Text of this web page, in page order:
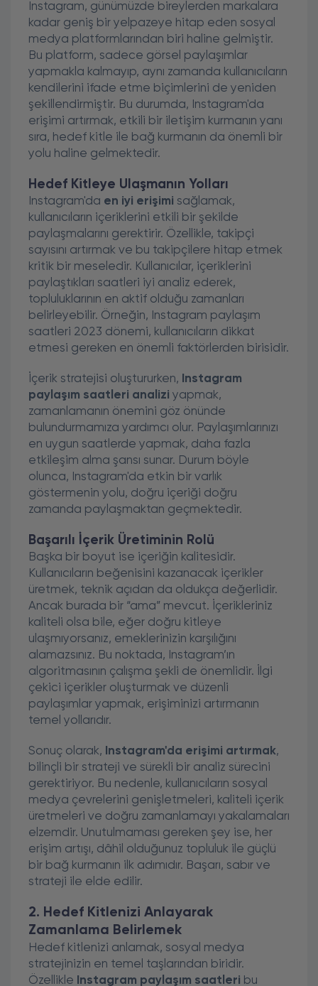
Instagram, günümüzde bireylerden markalara
kadar geniş bir yelpazeye hitap eden sosyal
medya platformlarından biri haline gelmiştir.
Bu platform, sadece görsel paylaşımlar
yapmakla kalmayıp, aynı zamanda kullanıcıların
kendilerini ifade etme biçimlerini de yeniden
şekillendirmiştir. Bu durumda, Instagram'da
erişimi artırmak, etkili bir iletişim kurmanın yanı
sıra, hedef kitle ile bağ kurmanın da önemli bir
yolu haline gelmektedir.
Hedef Kitleye Ulaşmanın Yolları
Instagram'da en iyi erişimi sağlamak,
kullanıcıların içeriklerini etkili bir şekilde
paylaşmalarını gerektirir. Özellikle, takipçi
sayısını artırmak ve bu takipçilere hitap etmek
kritik bir meseledir. Kullanıcılar, içeriklerini
paylaştıkları saatleri iyi analiz ederek,
topluluklarının en aktif olduğu zamanları
belirleyebilir. Örneğin, Instagram paylaşım
saatleri 2023 dönemi, kullanıcıların dikkat
etmesi gereken en önemli faktörlerden birisidir.
İçerik stratejisi oluştururken, Instagram
paylaşım saatleri analizi yapmak,
zamanlamanın önemini göz önünde
bulundurmamıza yardımcı olur. Paylaşımlarınızı
en uygun saatlerde yapmak, daha fazla
etkileşim alma şansı sunar. Durum böyle
olunca, Instagram'da etkin bir varlık
göstermenin yolu, doğru içeriği doğru
zamanda paylaşmaktan geçmektedir.
Başarılı İçerik Üretiminin Rolü
Başka bir boyut ise içeriğin kalitesidir.
Kullanıcıların beğenisini kazanacak içerikler
üretmek, teknik açıdan da oldukça değerlidir.
Ancak burada bir “ama” mevcut. İçerikleriniz
kaliteli olsa bile, eğer doğru kitleye
ulaşmıyorsanız, emeklerinizin karşılığını
alamazsınız. Bu noktada, Instagram’ın
algoritmasının çalışma şekli de önemlidir. İlgi
çekici içerikler oluşturmak ve düzenli
paylaşımlar yapmak, erişiminizi artırmanın
temel yollarıdır.
Sonuç olarak, Instagram'da erişimi artırmak,
bilinçli bir strateji ve sürekli bir analiz sürecini
gerektiriyor. Bu nedenle, kullanıcıların sosyal
medya çevrelerini genişletmeleri, kaliteli içerik
üretmeleri ve doğru zamanlamayı yakalamaları
elzemdir. Unutulmaması gereken şey ise, her
erişim artışı, dâhil olduğunuz topluluk ile güçlü
bir bağ kurmanın ilk adımıdır. Başarı, sabır ve
strateji ile elde edilir.
2. Hedef Kitlenizi Anlayarak
Zamanlama Belirlemek
Hedef kitlenizi anlamak, sosyal medya
stratejinizin en temel taşlarından biridir.
Özellikle Instagram paylaşım saatleri bu